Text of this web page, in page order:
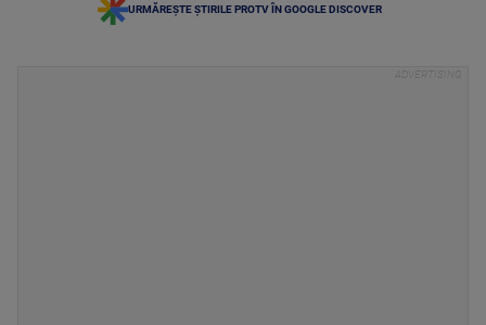
URMĂREȘTE ȘTIRILE PROTV ÎN GOOGLE DISCOVER